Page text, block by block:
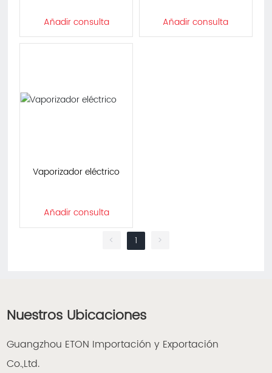
Añadir consulta Añadir consulta
Vaporizador eléctrico
Añadir consulta
<
1 >
Nuestros Ubicaciones
Guangzhou ETON Importación y Exportación
Co.,Ltd.